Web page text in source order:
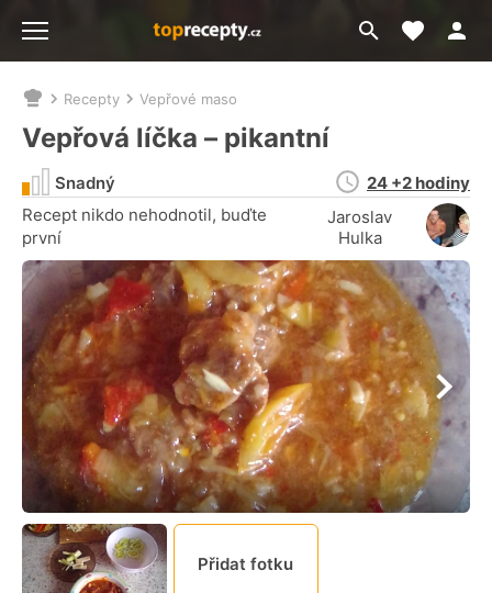
Přejít
na
Moje
Nacházíte
se
zde:
Recepty Vepřové maso
Vepřová líčka – pikantní
Recept nikdo nehodnotil, buďte
první
Jaroslav
Hulka
Snadný
Doba
přípravy
24 +2 hodiny
Přidat fotku